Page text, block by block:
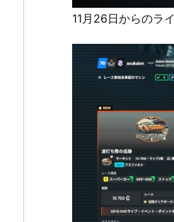
11月26日からのラ